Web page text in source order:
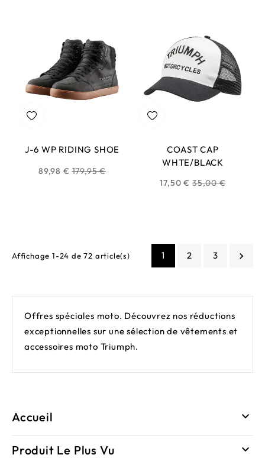
J-6 WP RIDING SHOE
89,98 € Prix
179,95 €
COAST CAP
WHTE/BLACK
17,50 € Prix
35,00 €
Affichage 1-24 de 72 article(s) 1 2 3 
Offres spéciales moto. Découvrez nos réductions
exceptionnelles sur une sélection de vêtements et
accessoires moto Triumph.
Accueil 
Produit Le Plus Vu 